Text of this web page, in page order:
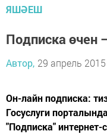
ЯШӘЕШ
Подписка өчен
Автор, 29 апрель
Он-лайн подписка:
Госуслуги
"Подписка" интернет-